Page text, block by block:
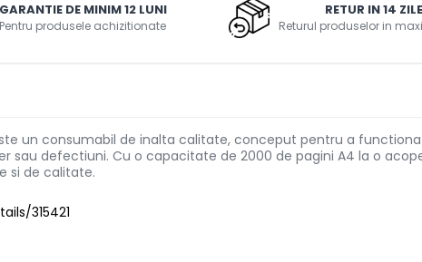
GARANTIE DE MINIM 12 LUNI
Pentru produsele achizitionate
RETUR IN 14 ZILE
Returul produselor in
un consumabil de inalta calitate, conceput pentru a
sau defectiuni. Cu o capacitate de 2000 de pagini A4 la o
si de calitate.
315421